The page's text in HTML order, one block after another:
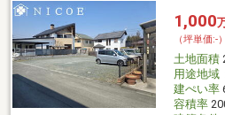
1,000
（坪単価:-）
土地面積
用途地域
建ぺい率
容積率